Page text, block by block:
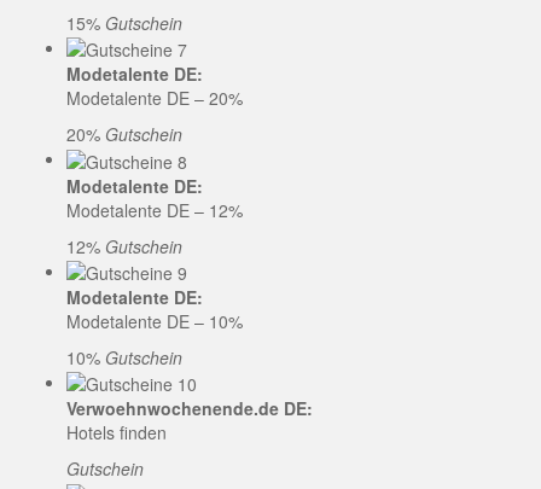
15% Gutschein
Modetalente DE:
Modetalente DE – 20%
20% Gutschein
Modetalente DE:
Modetalente DE – 12%
12% Gutschein
Modetalente DE:
Modetalente DE – 10%
10% Gutschein
Verwoehnwochenende.de DE:
Hotels finden
Gutschein